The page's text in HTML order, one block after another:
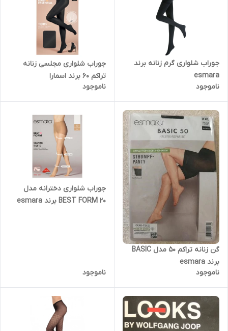
جوراب شلواری گرم زنانه برند
esmara
ناموجود
جوراب شلواری مجلسی زنانه
تراکم 60 برند اسمارا
ناموجود
گن زنانه تراکم 50 مدل BASIC
برند esmara
ناموجود
جوراب شلواری دخترانه مدل
BEST FORM 20 برند esmara
ناموجود